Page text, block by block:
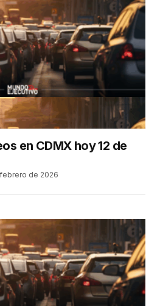
en CDMX hoy 12 de
de 2026